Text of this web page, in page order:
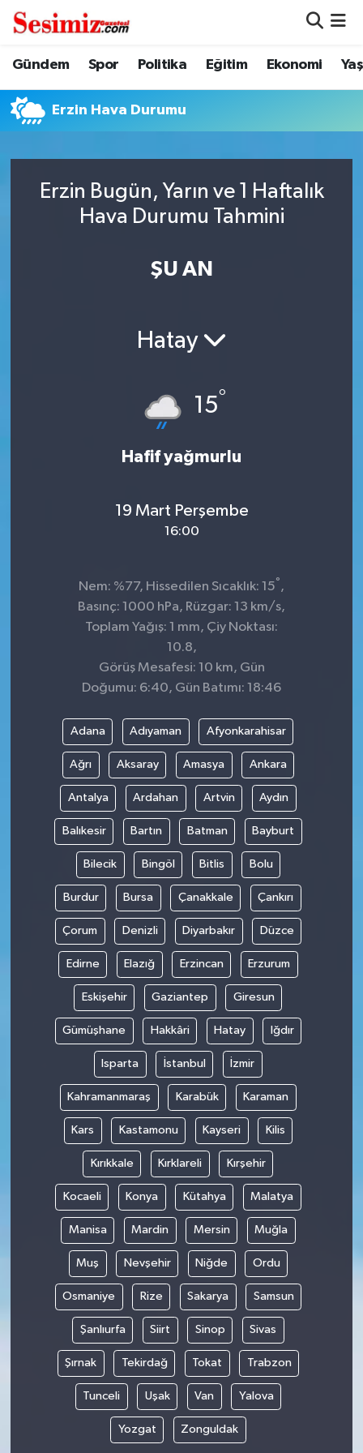
Gündem Spor Politika Eğitim Ekonomi
Erzin Hava Durumu
Erzin Bugün, Yarın ve 1 Haftalık
Hava Durumu Tahmini
ŞU AN
Hatay
15°
Hafif yağmurlu
19 Mart Perşembe
16:00
Nem: %77, Hissedilen Sıcaklık: 15° ,
Basınç: 1000 hPa, Rüzgar: 13 km/s,
Toplam Yağış: 1 mm, Çiy Noktası:
10.8,
Görüş Mesafesi: 10 km, Gün
Doğumu: 6:40, Gün Batımı: 18:46
Adana Adıyaman Afyonkarahisar
Ağrı Aksaray Amasya Ankara
Antalya Ardahan Artvin Aydın
Balıkesir Bartın Batman Bayburt
Bilecik Bingöl Bitlis Bolu
Burdur Bursa Çanakkale Çankırı
Çorum Denizli Diyarbakır Düzce
Edirne Elazığ Erzincan Erzurum
Eskişehir Gaziantep Giresun
Gümüşhane Hakkâri Hatay Iğdır
Isparta İstanbul İzmir
Kahramanmaraş Karabük Karaman
Kars Kastamonu Kayseri Kilis
Kırıkkale Kırklareli Kırşehir
Kocaeli Konya Kütahya Malatya
Manisa Mardin Mersin Muğla
Muş Nevşehir Niğde Ordu
Osmaniye Rize Sakarya Samsun
Şanlıurfa Siirt Sinop Sivas
Şırnak Tekirdağ Tokat Trabzon
Tunceli Uşak Van Yalova
Yozgat Zonguldak
Dünya
Eğitim
Genel
Gündem
Nöbetçi Eczaneler
Hava Durumu
Trafik Durumu
Süper Lig Puan Durumu ve Fikstür